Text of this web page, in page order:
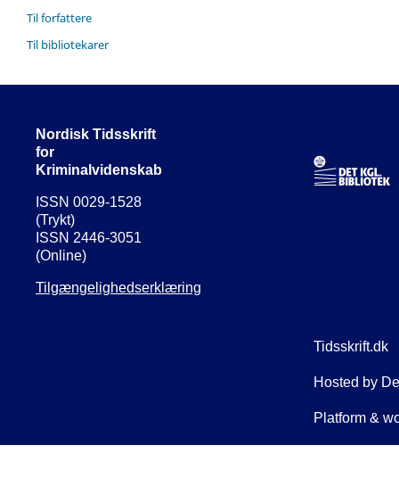
Til forfattere
Til bibliotekarer
Nordisk Tidsskrift
for
Kriminalvidenskab
ISSN 0029-1528
(Trykt)
ISSN 2446-3051
(Online)
Tilgængelighedserklæring